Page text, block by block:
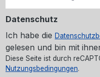
Datenschutz
Ich habe die
gelesen und bin mit
Diese Seite ist durch
Nutzungsbedingungen.